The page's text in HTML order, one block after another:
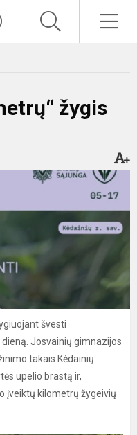
žygis
švesti
Josvainių gimnazijos
takais Kėdainių
upelio brastą ir,
įveiktų kilometrų žygeivių